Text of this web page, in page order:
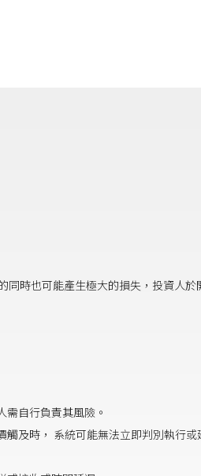
時也可能產生極大的損失，投資人
自行負責其風險。
及時， 系統可能無法立即判別執行或